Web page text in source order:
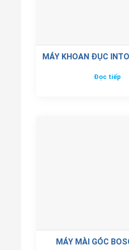
MÁY KHOAN ĐỤC
Đọc tiếp
MÁY MÀI GÓC